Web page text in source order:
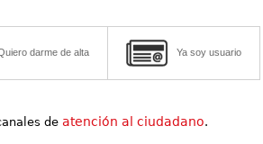
darme de alta Ya soy usuario
deatención al ciudadano.